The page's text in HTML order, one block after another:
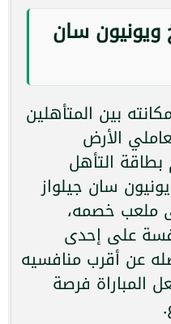
ويونيون سان
بين المتأهلين
بعاملي الأرض
التأهل
سان جيلواز
ملعب خصمه،
على إحدى
عن أقرب منافسيه
المباراة فرصة